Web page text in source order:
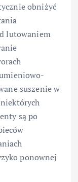
obniżyć
lutowaniem
suszenie w
są po
ponownej